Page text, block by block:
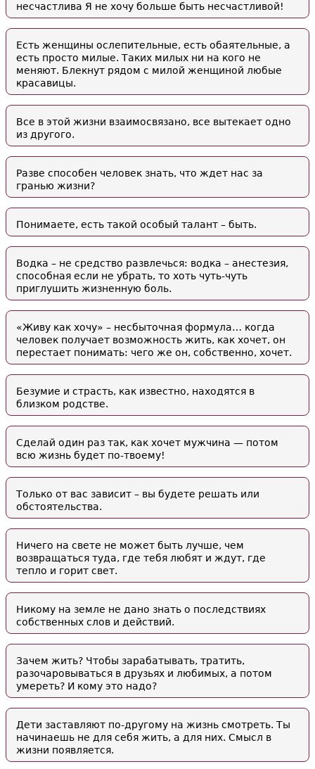
несчастлива Я не хочу больше быть несчастливой!
Есть женщины ослепительные, есть обаятельные, а
есть просто милые. Таких милых ни на кого не
меняют. Блекнут рядом с милой женщиной любые
красавицы.
Все в этой жизни взаимосвязано, все вытекает одно
из другого.
Разве способен человек знать, что ждет нас за
гранью жизни?
Понимаете, есть такой особый талант – быть.
Водка – не средство развлечься: водка – анестезия,
способная если не убрать, то хоть чуть-чуть
приглушить жизненную боль.
«Живу как хочу» – несбыточная формула… когда
человек получает возможность жить, как хочет, он
перестает понимать: чего же он, собственно, хочет.
Безумие и страсть, как известно, находятся в
близком родстве.
Сделай один раз так, как хочет мужчина — потом
всю жизнь будет по-твоему!
Только от вас зависит – вы будете решать или
обстоятельства.
Ничего на свете не может быть лучше, чем
возвращаться туда, где тебя любят и ждут, где
тепло и горит свет.
Никому на земле не дано знать о последствиях
собственных слов и действий.
Зачем жить? Чтобы зарабатывать, тратить,
разочаровываться в друзьях и любимых, а потом
умереть? И кому это надо?
Дети заставляют по-другому на жизнь смотреть. Ты
начинаешь не для себя жить, а для них. Смысл в
жизни появляется.